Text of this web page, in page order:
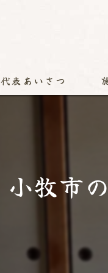
代表あいさつ
小牧市